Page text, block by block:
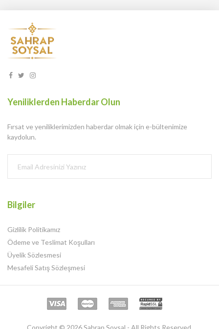
Yeniliklerden Haberdar Olun
Fırsat ve yeniliklerimizden haberdar olmak için e-bültenimize
kaydolun.
Bilgiler
Gizlilik Politikamız
Ödeme ve Teslimat Koşulları
Üyelik Sözlesmesi
Mesafeli Satış Sözleşmesi